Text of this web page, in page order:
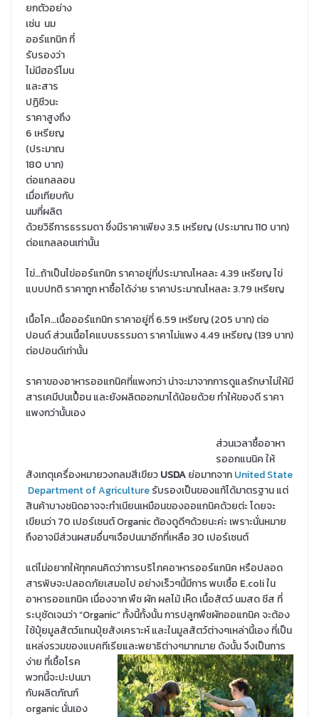
ยกตัวอย่าง
เช่น นม
ออร์แกนิก ที่
รับรองว่า
ไม่มีฮอร์โมน
และสาร
ปฏิชีวนะ
ราคาสูงถึง
6 เหรียญ
(ประมาณ
180 บาท)
ต่อแกลลอน
เมื่อเทียบกับ
นมที่ผลิต
ด้วยวิธีการธรรมดา ซึ่งมีราคาเพียง 3.5 เหรียญ (ประมาณ 110 บาท)
ต่อแกลลอนเท่านั้น
ไข่…ถ้าเป็นไข่ออร์แกนิก ราคาอยู่ที่ประมาณโหลละ 4.39 เหรียญ ไข่
แบบปกติ ราคาถูก หาซื้อได้ง่าย ราคาประมาณโหลละ 3.79 เหรียญ
เนื้อโค…เนื้อออร์แกนิก ราคาอยู่ที่ 6.59 เหรียญ (205 บาท) ต่อ
ปอนด์ ส่วนเนื้อโคแบบธรรมดา ราคาไม่แพง 4.49 เหรียญ (139 บาท)
ต่อปอนด์เท่านั้น
ราคาของอาหารออแกนิคที่แพงกว่า น่าจะมาจากการดูแลรักษาไม่ให้มี
สารเคมีปนเปื้อน และยังผลิตออกมาได้น้อยด้วย ทำให้ของดี ราคา
แพงกว่านั้นเอง
ส่วนเวลาซื้ออาหา
รออกแนนิค ให้
สังเกตุเครื่องหมายวงกลมสีเขียวUSDAย่อมากจากUnited State
Department of Agricultureรับรองเป็นของแท้ได้มาตรฐาน แต่
สินค้าบางชนิดอาจจะทำเนียนเหมือนของออแกนิคด้วยต่ะ โดยจะ
เขียนว่า 70 เปอร์เซนต์ Organic ต้องดูดีๆด้วยนะค่ะ เพราะนั่นหมาย
ถึงอาจมีส่วนผสมอื่นๆเจือปนมาอีกที่เหลือ 30 เปอร์เซนต์
แต่ไม่อยากให้ทุกคนคิดว่าการบริโภคอาหารออร์แกนิค หรือปลอด
สารพิษจะปลอดภัยเสมอไป อย่างเร็วๆนี้มีการ พบเชื้อ E.coli ใน
อาหารออแกนิค เนื่องจาก พืช ผัก ผลไม้ เห็ด เนื้อสัตว์ นมสด ชีส ที่
ระบุชัดเจนว่า “Organic” ทั้งนี้ทั้งนั้น การปลูกพืชผักออแกนิค จะต้อง
ใช้ปุ๋ยมูลสัตว์แทนปุ๋ยสังเคราะห์ และในมูลสัตว์ต่างๆเหล่านี้เอง ที่เป็น
แหล่งรวมของแบคทีเรียและพยาธิต่างๆมากมาย ดังนั้น จึงเป็นการ
ง่าย ที่เชื้อโรค
พวกนี้จะปะปนมา
กับผลิตภัณฑ์
organic นั่นเอง